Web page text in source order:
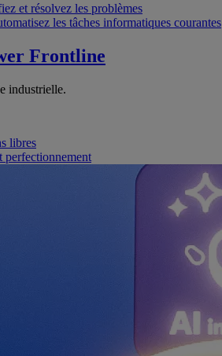
et résolvez les problèmes
les tâches informatiques courantes
Frontline
industrielle.
libres
perfectionnement